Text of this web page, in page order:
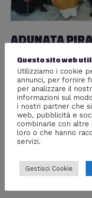
ADUNATA
SUCCESSO AI
Eventi,Mente Digitale
“Venezia è come
cioccolata al liquore
Truman Capote… e
Resoconto
Venezia, a base
sorpresa finale.
Questo sito web
Utilizziamo i cookie
annunci, per fornire
per analizzare il
informazioni sul
i nostri partner che
web, pubblicità e
combinarle con altre
loro o che hanno
servizi.
Gestisci Cookie